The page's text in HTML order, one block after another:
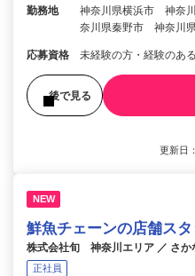
勤務地
神奈川県横浜市 神奈
奈川県秦野市 神奈川
応募資格 未経験の方・経験のあ
後で見る
更新日
NEW
鮮魚チェーンの店舗スタ
株式会社旬 神奈川エリア ／ さか
正社員